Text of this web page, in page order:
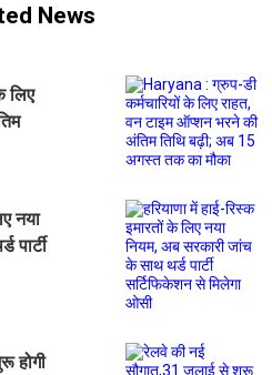
News
लिए
नया
पार्टी
होगी